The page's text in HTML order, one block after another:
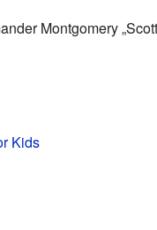
Montgomery
Kids